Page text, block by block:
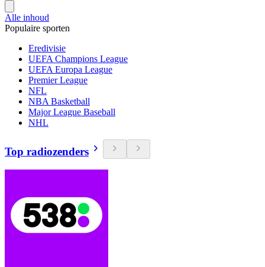
Alle inhoud
Populaire sporten
Eredivisie
UEFA Champions League
UEFA Europa League
Premier League
NFL
NBA Basketball
Major League Baseball
NHL
Top radiozenders